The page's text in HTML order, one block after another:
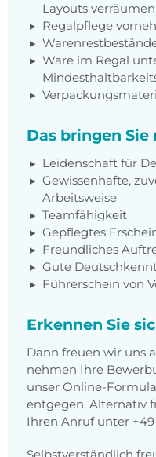
Layouts verräumen
Regalpflege
Ware im Regal
Das bringen Sie
Leidenschaft für
Gewissenhafte,
Arbeitsweise
Teamfähigkeit
Gepflegtes
Freundliches
Gute
Führerschein von
Erkennen Sie
Dann freuen wir uns
nehmen Ihre
unser Online-
entgegen. Alternativ
Ihren Anruf unter +49